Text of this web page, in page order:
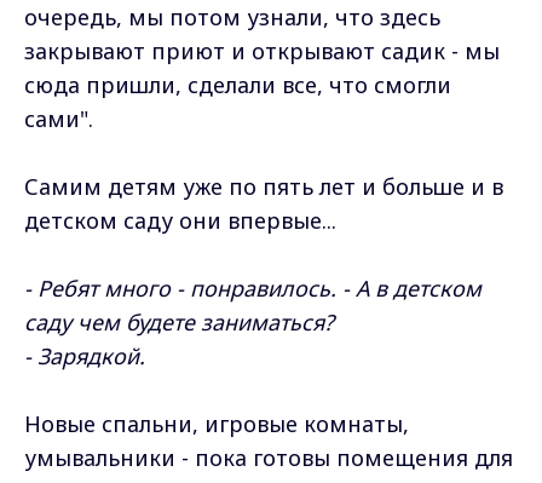
очередь, мы потом узнали, что здесь
закрывают приют и открывают садик - мы
сюда пришли, сделали все, что смогли
сами".
Самим детям уже по пять лет и больше и в
детском саду они впервые...
- Ребят много - понравилось. - А в детском
саду чем будете заниматься?
- Зарядкой.
Новые спальни, игровые комнаты,
умывальники - пока готовы помещения для